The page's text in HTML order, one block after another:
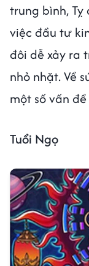
trung bình,
việc đầu tư
đôi dễ xảy ra
nhỏ nhặt. Về
một số vấn
Tuổi Ngọ